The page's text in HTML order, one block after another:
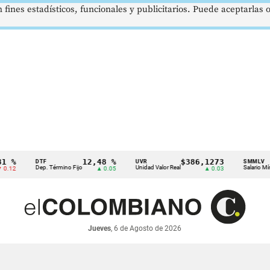
DTF
Dep. Término Fijo
12,48 %
▲ 0.05
UVR
Unidad Valor Real
$386,1273
▲ 0.03
SMMLV
Salario Mínimo
Jueves, 6 de Agosto de 2026
estadísticos, funcionales y publicitarios. Puede aceptarlas